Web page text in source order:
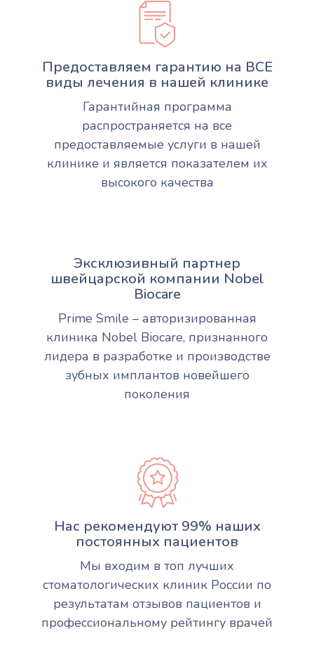
Предоставляем гарантию на ВСЕ
виды лечения в нашей клинике
Гарантийная программа
распространяется на все
предоставляемые услуги в нашей
клинике и является показателем их
высокого качества
Эксклюзивный партнер
швейцарской компании Nobel
Biocare
Prime Smile – авторизированная
клиника Nobel Biocare, признанного
лидера в разработке и производстве
зубных имплантов новейшего
поколения
Нас рекомендуют 99% наших
постоянных пациентов
Мы входим в топ лучших
стоматологических клиник России по
результатам отзывов пациентов и
профессиональному рейтингу врачей